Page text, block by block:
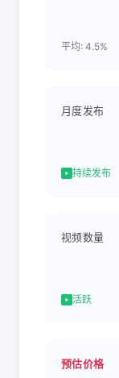
平均: 4.5%
月度发布
持续发布
视频数量
活跃
预估价格